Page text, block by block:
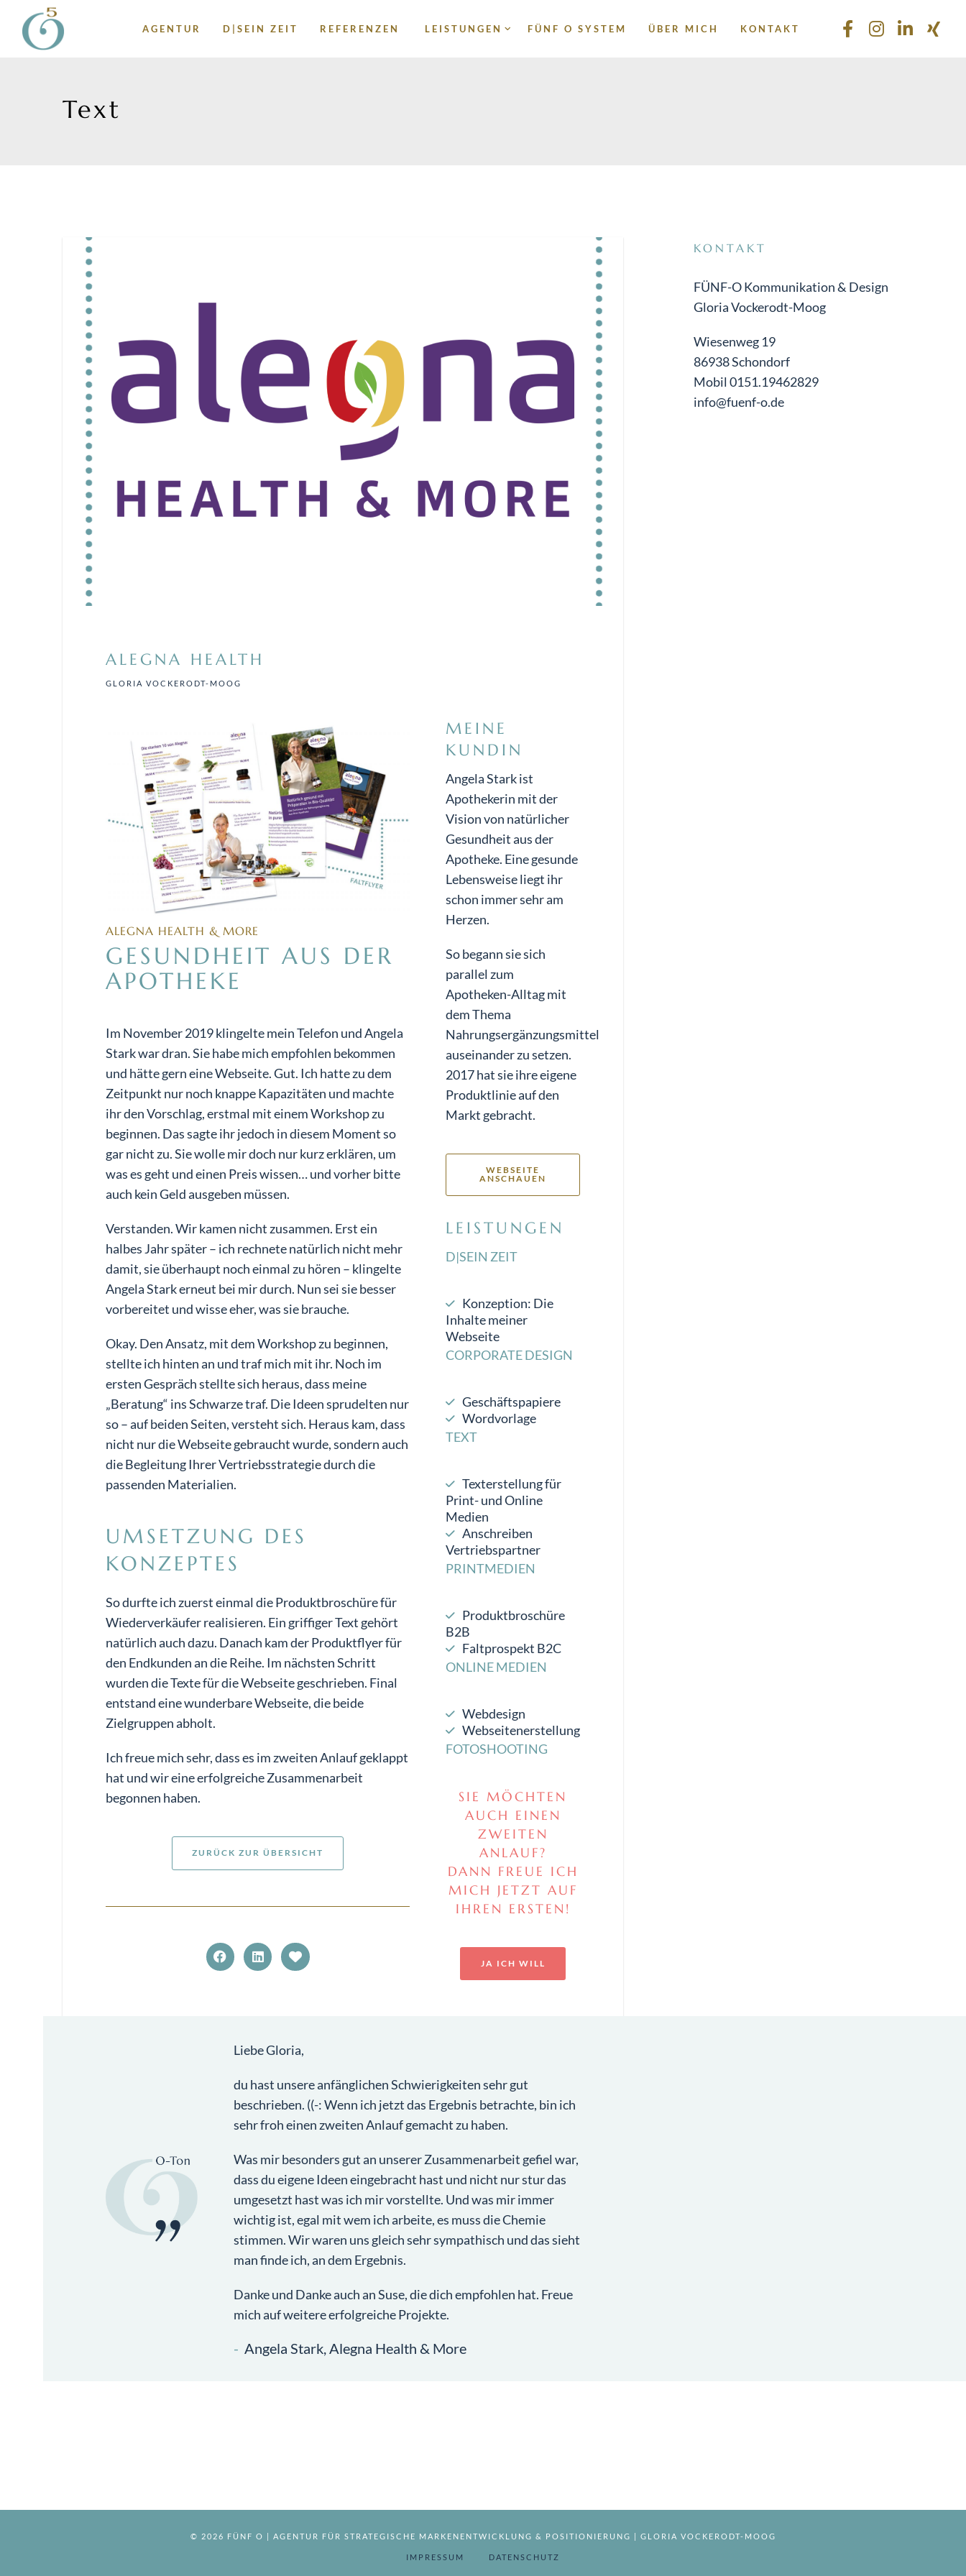
AGENTUR D|SEIN ZEIT REFERENZEN LEISTUNGEN FÜNF O SYSTEM ÜBER MICH KONTAKT
Text
ALEGNA HEALTH
GLORIA VOCKERODT-MOOG
ALEGNA HEALTH & MORE
GESUNDHEIT AUS DER
APOTHEKE
Im November 2019 klingelte mein Telefon und Angela
Stark war dran. Sie habe mich empfohlen bekommen
und hätte gern eine Webseite. Gut. Ich hatte zu dem
Zeitpunkt nur noch knappe Kapazitäten und machte
ihr den Vorschlag, erstmal mit einem Workshop zu
beginnen. Das sagte ihr jedoch in diesem Moment so
gar nicht zu. Sie wolle mir doch nur kurz erklären, um
was es geht und einen Preis wissen… und vorher bitte
auch kein Geld ausgeben müssen.
Verstanden. Wir kamen nicht zusammen. Erst ein
halbes Jahr später – ich rechnete natürlich nicht mehr
damit, sie überhaupt noch einmal zu hören – klingelte
Angela Stark erneut bei mir durch. Nun sei sie besser
vorbereitet und wisse eher, was sie brauche.
Okay. Den Ansatz, mit dem Workshop zu beginnen,
stellte ich hinten an und traf mich mit ihr. Noch im
ersten Gespräch stellte sich heraus, dass meine
„Beratung“ ins Schwarze traf. Die Ideen sprudelten nur
so – auf beiden Seiten, versteht sich. Heraus kam, dass
nicht nur die Webseite gebraucht wurde, sondern auch
die Begleitung Ihrer Vertriebsstrategie durch die
passenden Materialien.
UMSETZUNG DES
KONZEPTES
So durfte ich zuerst einmal die Produktbroschüre für
Wiederverkäufer realisieren. Ein griffiger Text gehört
natürlich auch dazu. Danach kam der Produktflyer für
den Endkunden an die Reihe. Im nächsten Schritt
wurden die Texte für die Webseite geschrieben. Final
entstand eine wunderbare Webseite, die beide
Zielgruppen abholt.
Ich freue mich sehr, dass es im zweiten Anlauf geklappt
hat und wir eine erfolgreiche Zusammenarbeit
begonnen haben.
ZURÜCK ZUR ÜBERSICHT
MEINE
KUNDIN
Angela Stark ist
Apothekerin mit der
Vision von natürlicher
Gesundheit aus der
Apotheke. Eine gesunde
Lebensweise liegt ihr
schon immer sehr am
Herzen.
So begann sie sich
parallel zum
Apotheken-Alltag mit
dem Thema
Nahrungsergänzungsmittel
auseinander zu setzen.
2017 hat sie ihre eigene
Produktlinie auf den
Markt gebracht.
WEBSEITE
ANSCHAUEN
LEISTUNGEN
D|SEIN ZEIT
Konzeption: Die
Inhalte meiner
Webseite
CORPORATE DESIGN
Geschäftspapiere
Wordvorlage
TEXT
Texterstellung für
Print- und Online
Medien
Anschreiben
Vertriebspartner
PRINTMEDIEN
Produktbroschüre
B2B
Faltprospekt B2C
ONLINE MEDIEN
Webdesign
Webseitenerstellung
FOTOSHOOTING
SIE MÖCHTEN
AUCH EINEN
ZWEITEN
ANLAUF?
DANN FREUE ICH
MICH JETZT AUF
IHREN ERSTEN!
JA ICH WILL
Liebe Gloria,
du hast unsere anfänglichen Schwierigkeiten sehr gut
beschrieben. ((-: Wenn ich jetzt das Ergebnis betrachte, bin ich
sehr froh einen zweiten Anlauf gemacht zu haben.
Was mir besonders gut an unserer Zusammenarbeit gefiel war,
dass du eigene Ideen eingebracht hast und nicht nur stur das
umgesetzt hast was ich mir vorstellte. Und was mir immer
wichtig ist, egal mit wem ich arbeite, es muss die Chemie
stimmen. Wir waren uns gleich sehr sympathisch und das sieht
man finde ich, an dem Ergebnis.
Danke und Danke auch an Suse, die dich empfohlen hat. Freue
mich auf weitere erfolgreiche Projekte.
Angela Stark, Alegna Health & More
KONTAKT
FÜNF-O Kommunikation & Design
Gloria Vockerodt-Moog
Wiesenweg 19
86938 Schondorf
Mobil 0151.19462829
info@fuenf-o.de
© 2026 FÜNF O | AGENTUR FÜR STRATEGISCHE MARKENENTWICKLUNG & POSITIONIERUNG | GLORIA VOCKERODT-MOOG
IMPRESSUM DATENSCHUTZ